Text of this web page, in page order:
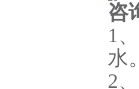
咨
1
水
2